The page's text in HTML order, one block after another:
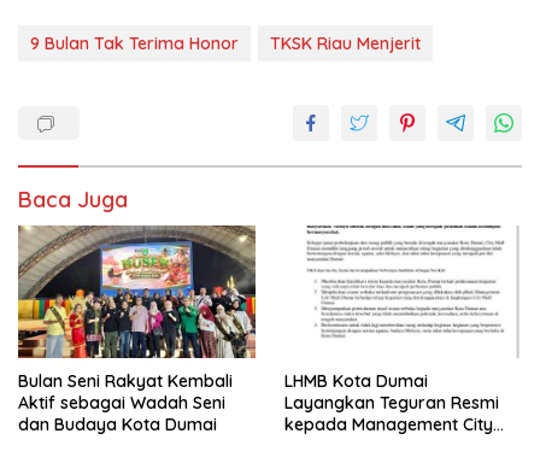
9 Bulan Tak Terima Honor TKSK Riau Menjerit
Baca Juga
Bulan Seni Rakyat Kembali
Aktif sebagai Wadah Seni
dan Budaya Kota Dumai
LHMB Kota Dumai
Layangkan Teguran Resmi
kepada Management City